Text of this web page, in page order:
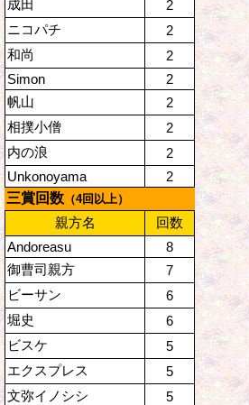
成田
2
ニコパチ
2
和尚
2
Simon
2
帆山
2
相撲小僧
2
内の浪
2
Unkonoyama
2
三賞回数 （4回以上）
親方名
回数
Andoreasu
8
御曹司親方
7
ビーサン
6
堀史
6
ビスケ
5
エクスプレス
5
文弥イノシシ
5